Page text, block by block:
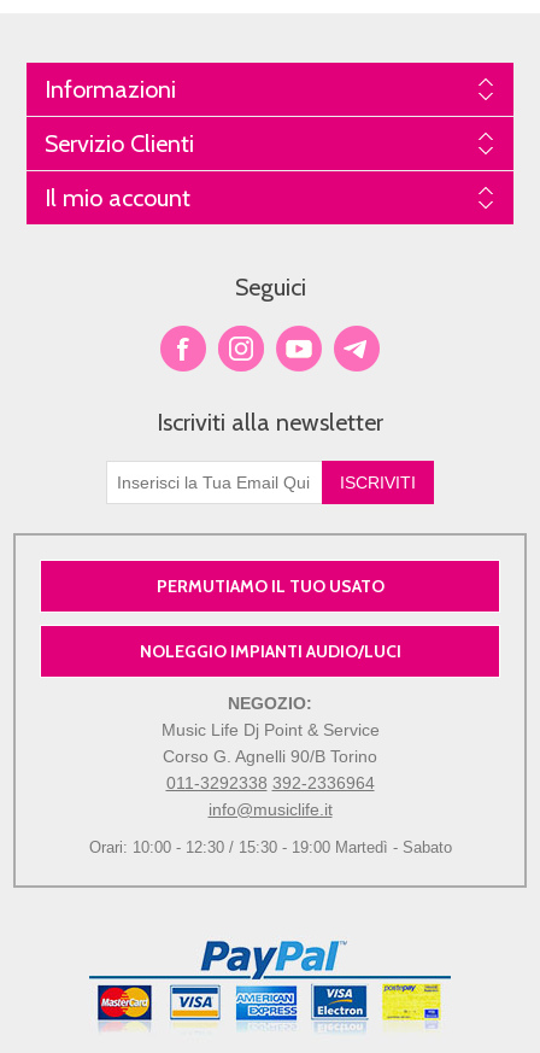
Informazioni
Servizio Clienti
Il mio account
Seguici
Iscriviti alla newsletter
PERMUTIAMO IL TUO USATO
NOLEGGIO IMPIANTI AUDIO/LUCI
NEGOZIO:
Music Life Dj Point & Service
Corso G. Agnelli 90/B Torino
011-3292338 392-2336964
info@musiclife.it
Orari: 10:00 - 12:30 / 15:30 - 19:00 Martedì - Sabato